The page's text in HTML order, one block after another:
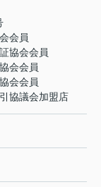
会員
協会会員
会会員
会会員
協議会加盟店